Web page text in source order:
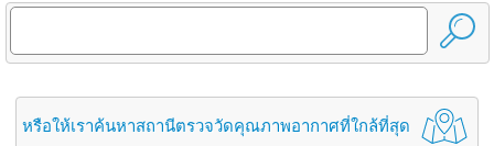
หรือให้เราค้นหาสถานีตรวจวัดคุณภาพอากาศที่ใกล้ที่สุด